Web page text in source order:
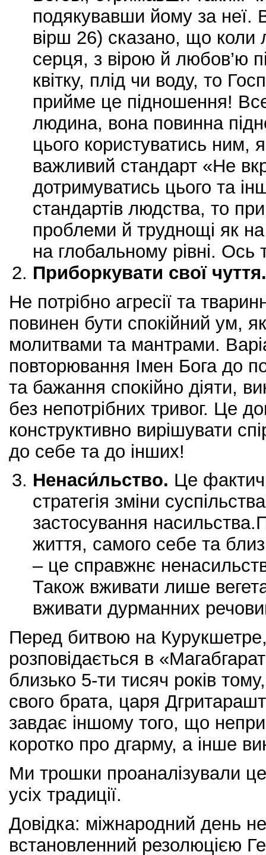
подякувавши йому за неї. В
вірш 26) сказано, що коли
серця, з вірою й любов’ю
квітку, плід чи воду, то
прийме це підношення!
людина, вона повинна
цього користуватись ним,
важливий стандарт «Не
дотримуватись цього та
стандартів людства, то
проблеми й труднощі як на
на глобальному рівні. Ось
Приборкувати свої чуття.
Не потрібно агресії та
повинен бути спокійний ум,
молитвами та мантрами.
повторювання Імен Бога до
та бажання спокійно діяти,
без непотрібних тривог. Це
конструктивно вирішувати
до себе та до інших!
Ненаси́льство. Це
стратегія зміни
застосування
життя, самого себе та
– це справжнє
Також вживати лише
вживати дурманних
Перед битвою на
розповідається в
близько 5-ти тисяч років
свого брата, царя
завдає іншому того, що
коротко про дгарму, а інше
Ми трошки проаналізували
усіх традиції.
Довідка: міжнародний день
встановленний резолюцією